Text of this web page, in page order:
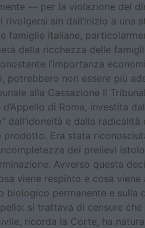
— per la violazione del
rivolgersi sin dall’inizio a
famiglie italiane,
della ricchezza delle
l’importanza
potrebbero non essere più
alla Cassazione Il
di Roma, investita
dall’idoneità e dalla
prodotto. Era stata
dei prelievi
Avverso questa
viene respinto e cosa
biologico permanente e
si trattava di censure
ricorda la Corte, ha